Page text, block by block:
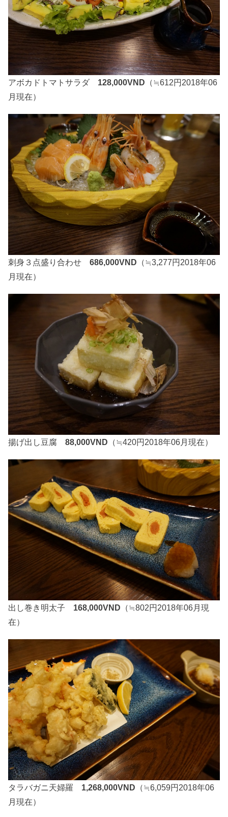
アボカドトマトサラダ 128,000VND （≒612円2018年06
月現在）
刺身３点盛り合わせ686,000VND （≒3,277円2018年06
月現在）
揚げ出し豆腐88,000VND （≒420円2018年06月現在）
出し巻き明太子 168,000VND （≒802円2018年06月現
在）
タラバガニ天婦羅 1,268,000VND （≒6,059円2018年06
月現在）